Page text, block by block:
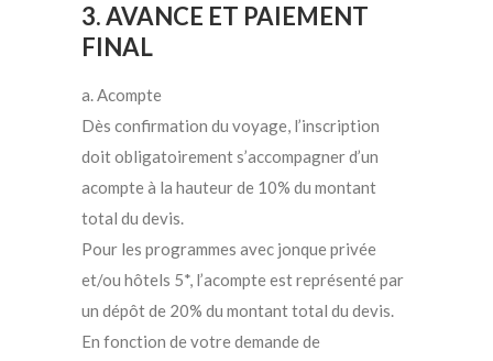
3. AVANCE ET PAIEMENT
FINAL
a. Acompte
Dès confirmation du voyage, l’inscription
doit obligatoirement s’accompagner d’un
acompte à la hauteur de 10% du montant
total du devis.
Pour les programmes avec jonque privée
et/ou hôtels 5*, l’acompte est représenté par
un dépôt de 20% du montant total du devis.
En fonction de votre demande de